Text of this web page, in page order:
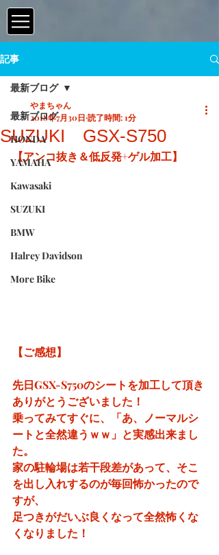
記事
最新ブログ
HONDA
YAMAHA
Kawasaki
SUZUKI
BMW
Halrey Davidson
More Bike
最新ブログ
SUZUKI GSX-S750
やまちゃん
2018年7月30日 読了時間: 1分
【アンコ抜き＆低反発+ゲル加工】
【ご感想】
先日GSX-S750のシートを加工して頂き
ありがとうございました！
乗ってみてすぐに、「あ、ノーマルシ
ートと全然違うｗｗ」と実感出来まし
た。
家の駐輪場は若干段差があって、そこ
を出し入れするのが毎回怖かったので
すが、
足つきがだいぶ良くなって全然怖くな
くなりました！